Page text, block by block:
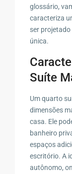
glossário,
caracteriza
ser
única.
Suíte
Um quarto
dimensões
casa. Ele
banheiro
espaços
escritório. A
autônomo,